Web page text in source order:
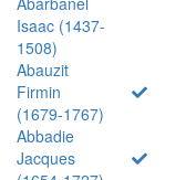
Isaac (1437-
1508)
Abauzit
Firmin
(1679-1767)
Abbadie
Jacques